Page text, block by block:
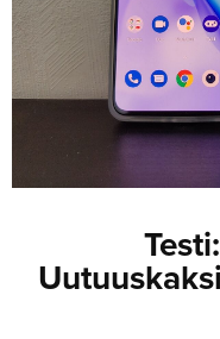
TV-OHJELMA